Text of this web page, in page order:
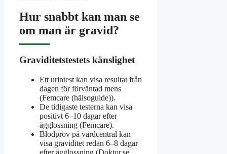
Hur snabbt kan man se
om man är gravid?
Graviditetstestets känslighet
Ett urintest kan visa resultat från
dagen för förväntad mens
(Femcare (hälsoguide)).
De tidigaste testerna kan visa
positivt 6–10 dagar efter
ägglossning (Femcare).
Blodprov på vårdcentral kan
visa graviditet redan 6–8 dagar